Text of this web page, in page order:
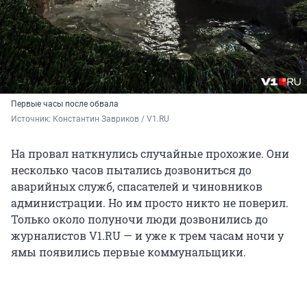
Первые часы после обвала
Источник: Константин Завриков / V1.RU
На провал наткнулись случайные прохожие. Они
несколько часов пытались дозвониться до
аварийных служб, спасателей и чиновников
администрации. Но им просто никто не поверил.
Только около полуночи люди дозвонились до
журналистов V1.RU — и уже к трем часам ночи у
ямы появились первые коммунальщики.